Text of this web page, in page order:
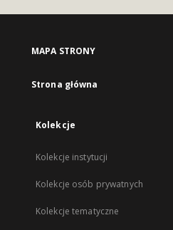
MAPA STRONY
Strona główna
Kolekcje
Kolekcje instytucji
Kolekcje osób prywatnych
Kolekcje tematyczne